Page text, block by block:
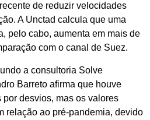
de reduzir velocidades
A Unctad calcula que uma
pelo cabo, aumenta em mais de
com o canal de Suez.
a consultoria Solve
Barreto afirma que houve
desvios, mas os valores
relação ao pré-pandemia, devido